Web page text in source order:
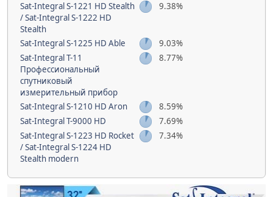
Sat-Integral S-1221 HD Stealth
/ Sat-Integral S-1222 HD
Stealth
9.38%
Sat-Integral S-1225 HD Able
9.03%
Sat-Integral T-11
Профессиональный
спутниковый
измерительный прибор
8.77%
Sat-Integral S-1210 HD Aron
8.59%
Sat-Integral T-9000 HD
7.69%
Sat-Integral S-1223 HD Rocket
/ Sat-Integral S-1224 HD
Stealth modern
7.34%